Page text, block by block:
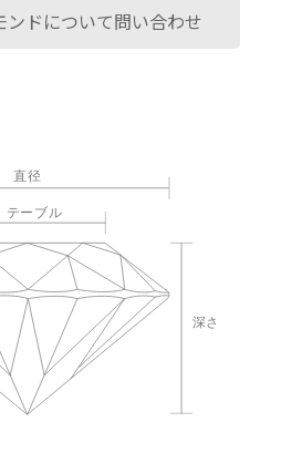
ンドについて問い合わせ